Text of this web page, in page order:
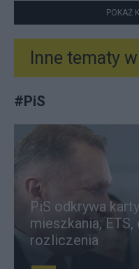
POKAŻ
Inne tematy
#PiS
PiS odkrywa
mieszkania,
rozliczenia